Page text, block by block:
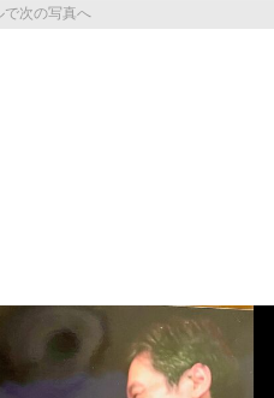
で次の写真へ